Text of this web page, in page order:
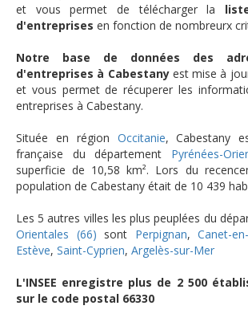
et vous permet de télécharger la
d'entreprises en fonction de nombreurx
Notre base de données des
d'entreprises à Cabestanyest mise à
et vous permet de récuperer les
entreprises à Cabestany.
Située en région Occitanie, Cabestany
française du département Pyrénées-
superficie de 10,58 km². Lors du
population de Cabestany était de 10 439
Les 5 autres villes les plus peuplées du
Orientales (66) sont Perpignan,Canet-
Estève, Saint-Cyprien, Argelès-sur-Mer
L'INSEE enregistre plus de 2 500
sur le code postal 66330